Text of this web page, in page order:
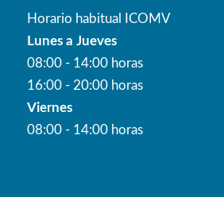
Horario habitual ICOMV
Lunes a Jueves
08:00 - 14:00 horas
16:00 - 20:00 horas
Viernes
08:00 - 14:00 horas